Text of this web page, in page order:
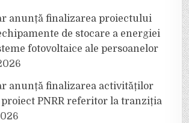
anunță finalizarea proiectului
de stocare a energiei
fotovoltaice ale persoanelor
anunță finalizarea activităților
PNRR referitor la tranziția